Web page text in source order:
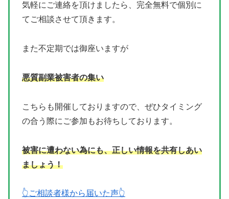
気軽にご連絡を頂けましたら、完全無料で個別に
てご相談させて頂きます。
また不定期では御座いますが
悪質副業被害者の集い
こちらも開催しておりますので、ぜひタイミング
の合う際にご参加もお待ちしております。
被害に遭わない為にも、正しい情報を共有しあい
ましょう！
👆ご相談者様から届いた声👆